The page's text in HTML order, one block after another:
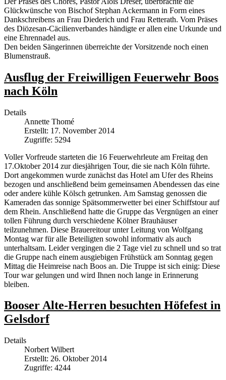
Glückwünsche von Bischof Stephan Ackermann in Form eines
Dankschreibens an Frau Diederich und Frau Retterath. Vom Präses
des Diözesan-Cäcilienverbandes händigte er allen eine Urkunde und
eine Ehrennadel aus.
Den beiden Sängerinnen überreichte der Vorsitzende noch einen
Blumenstrauß.
Ausflug der Freiwilligen Feuerwehr Boos
nach Köln
Details
Annette Thomé
Erstellt: 17. November 2014
Zugriffe: 5294
Voller Vorfreude starteten die 16 Feuerwehrleute am Freitag den
17.Oktober 2014 zur diesjährigen Tour, die sie nach Köln führte.
Dort angekommen wurde zunächst das Hotel am Ufer des Rheins
bezogen und anschließend beim gemeinsamen Abendessen das eine
oder andere kühle Kölsch getrunken. Am Samstag genossen die
Kameraden das sonnige Spätsommerwetter bei einer Schiffstour auf
dem Rhein. Anschließend hatte die Gruppe das Vergnügen an einer
tollen Führung durch verschiedene Kölner Brauhäuser
teilzunehmen. Diese Brauereitour unter Leitung von Wolfgang
Montag war für alle Beteiligten sowohl informativ als auch
unterhaltsam. Leider vergingen die 2 Tage viel zu schnell und so trat
die Gruppe nach einem ausgiebigen Frühstück am Sonntag gegen
Mittag die Heimreise nach Boos an. Die Truppe ist sich einig: Diese
Tour war gelungen und wird Ihnen noch lange in Erinnerung
bleiben.
Booser Alte-Herren besuchten Höfefest in
Gelsdorf
Details
Norbert Wilbert
Erstellt: 26. Oktober 2014
Zugriffe: 4244